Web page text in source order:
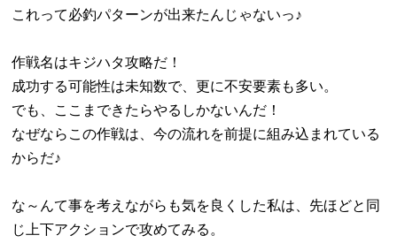
これって必釣パターンが出来たんじゃないっ♪
作戦名はキジハタ攻略だ！
成功する可能性は未知数で、更に不安要素も多い。
でも、ここまできたらやるしかないんだ！
なぜならこの作戦は、今の流れを前提に組み込まれている
からだ♪
な～んて事を考えながらも気を良くした私は、先ほどと同
じ上下アクションで攻めてみる。